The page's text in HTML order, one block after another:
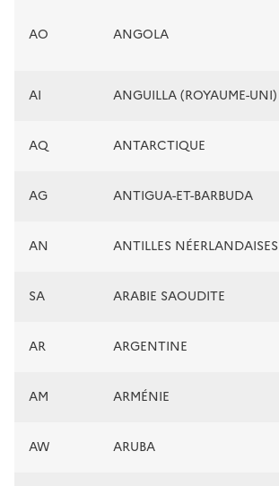
AO ANGOLA
AI ANGUILLA (ROYAUME-UNI)
AQ ANTARCTIQUE
AG ANTIGUA-ET-BARBUDA
AN ANTILLES NÉERLANDAISES
SA ARABIE SAOUDITE
AR ARGENTINE
AM ARMÉNIE
AW ARUBA